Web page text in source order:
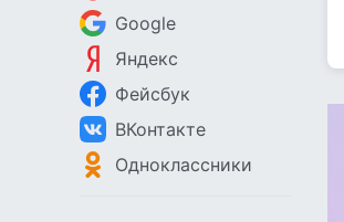
Google
Яндекс
Фейсбук
ВКонтакте
Одноклассники